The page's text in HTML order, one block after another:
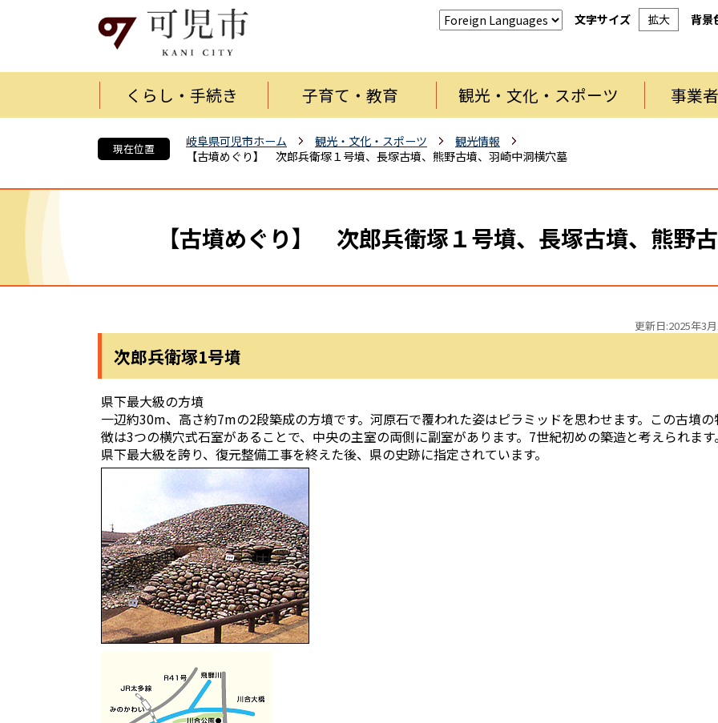
文字サイズ 拡大 背景
くらし・手続き 子育て・教育 観光・文化・スポーツ 事業
現在位置 岐阜県可児市ホーム 観光・文化・スポーツ
観光情報
【古墳めぐり】 次郎兵衛塚１号墳、長塚古墳、熊野古墳、羽崎中洞横穴墓
【古墳めぐり】 次郎兵衛塚１号墳、長塚古墳、熊野
更新日:2025年3
次郎兵衛塚1号墳
県下最大級の方墳
一辺約30m、高さ約7mの2段築成の方墳です。河原石で覆われた姿はピラミッドを思わせます。この古墳の
徴は3つの横穴式石室があることで、中央の主室の両側に副室があります。7世紀初めの築造と考えられます
県下最大級を誇り、復元整備工事を終えた後、県の史跡に指定されています。